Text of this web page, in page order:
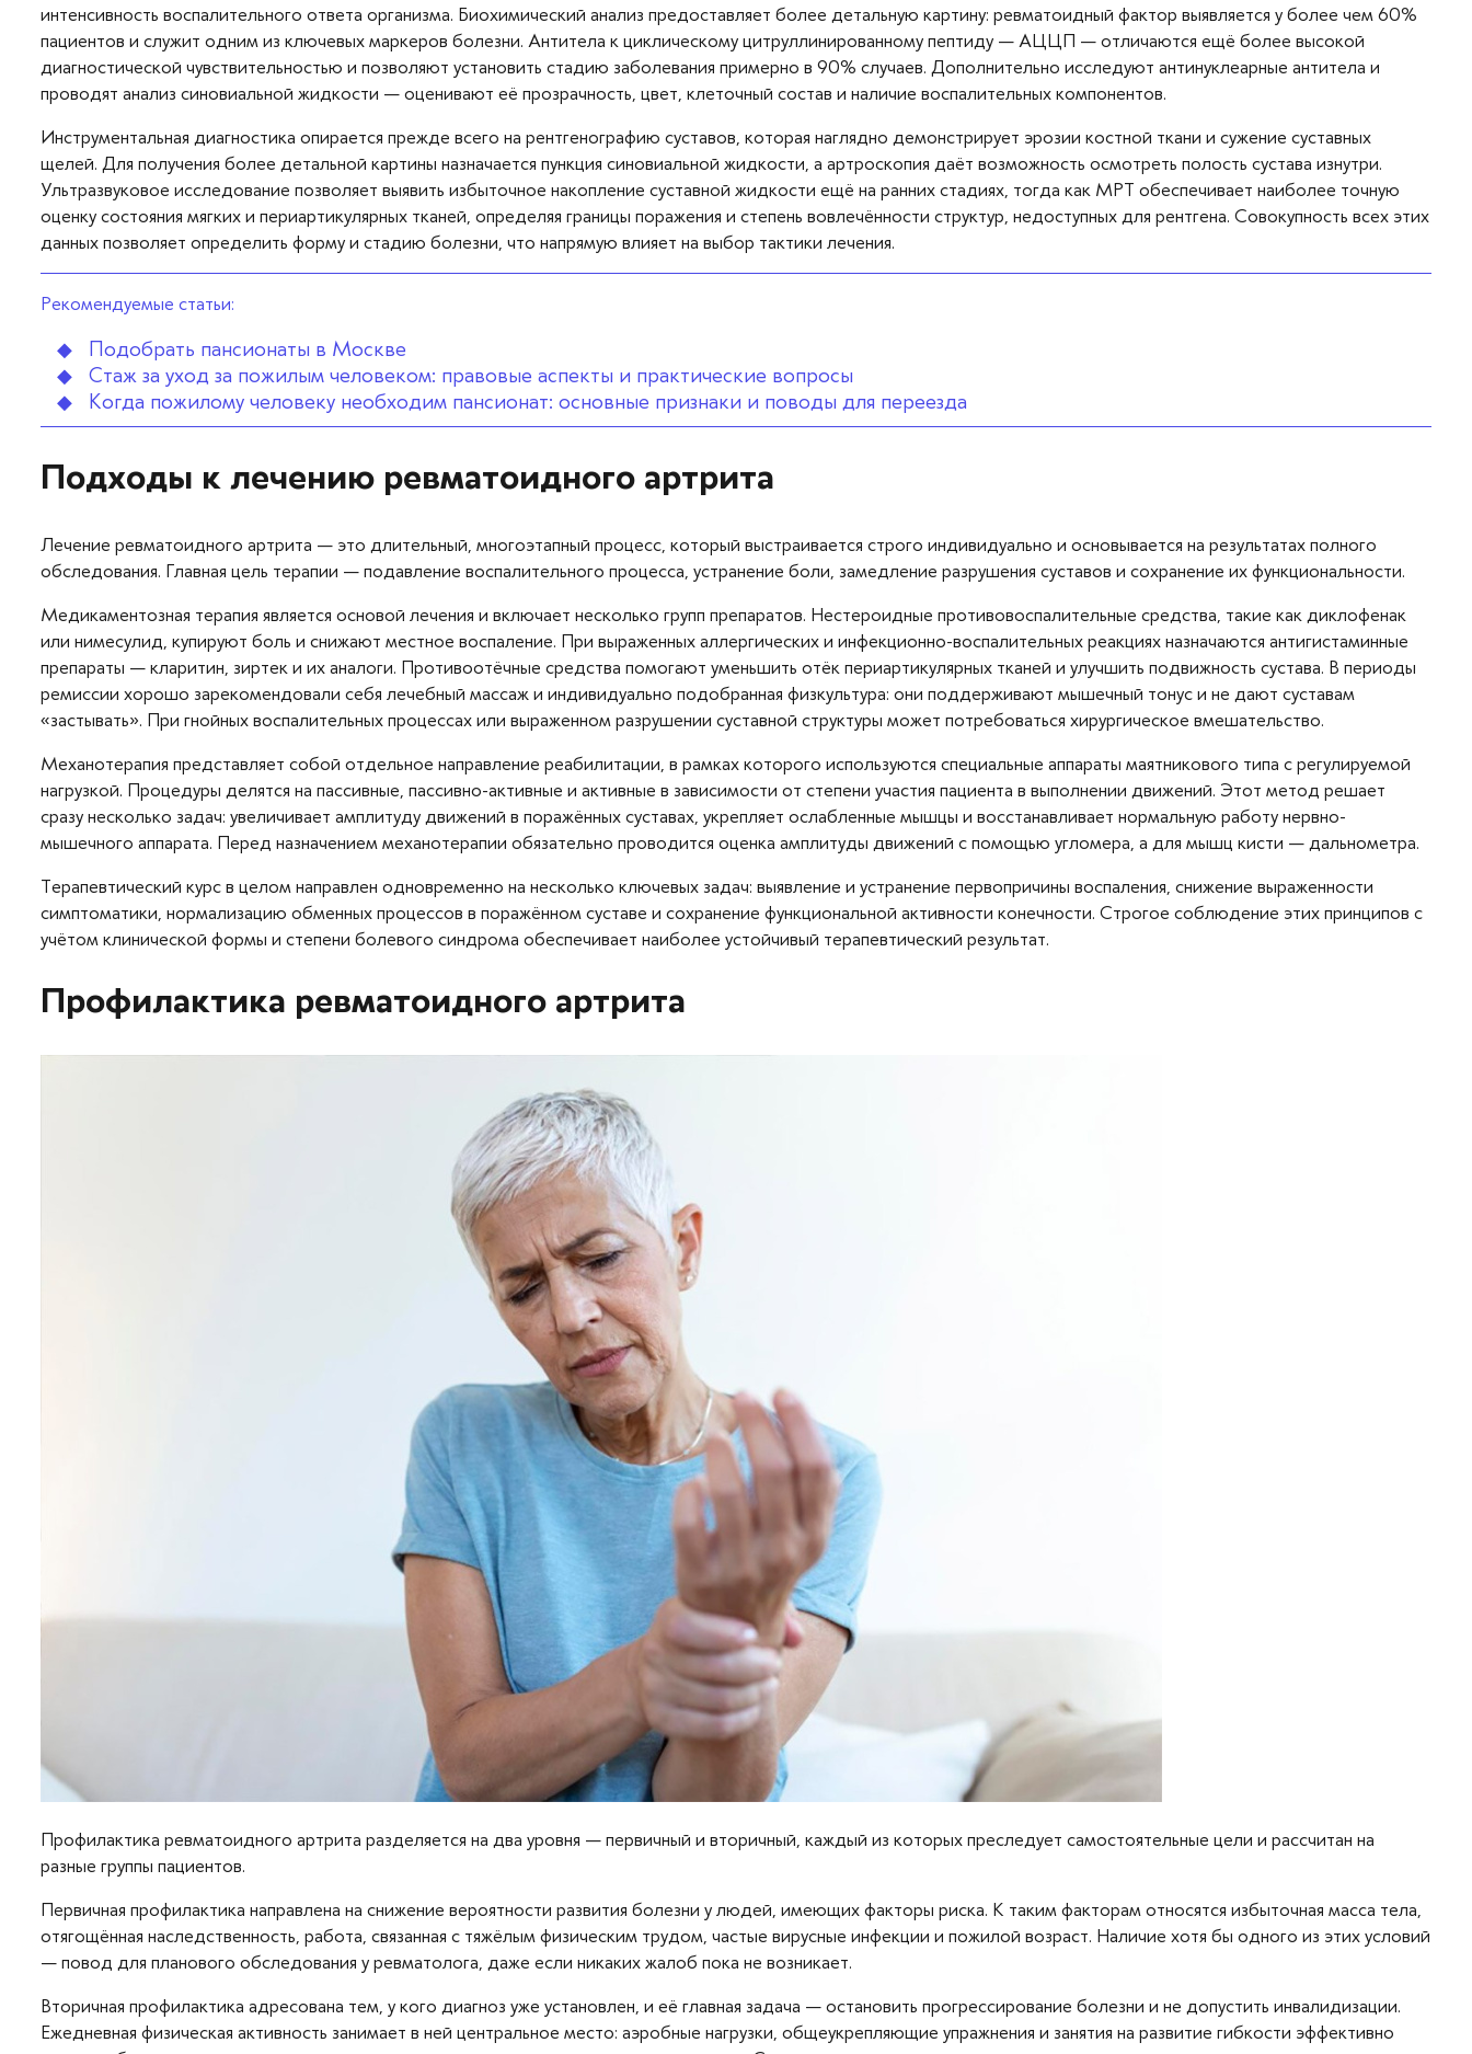
интенсивность воспалительного ответа организма. Биохимический анализ предоставляет более детальную картину: ревматоидный фактор выявляется у более чем 60%
пациентов и служит одним из ключевых маркеров болезни. Антитела к циклическому цитруллинированному пептиду — АЦЦП — отличаются ещё более высокой
диагностической чувствительностью и позволяют установить стадию заболевания примерно в 90% случаев. Дополнительно исследуют антинуклеарные антитела и
проводят анализ синовиальной жидкости — оценивают её прозрачность, цвет, клеточный состав и наличие воспалительных компонентов.​
Инструментальная диагностика опирается прежде всего на рентгенографию суставов, которая наглядно демонстрирует эрозии костной ткани и сужение суставных
щелей. Для получения более детальной картины назначается пункция синовиальной жидкости, а артроскопия даёт возможность осмотреть полость сустава изнутри.
Ультразвуковое исследование позволяет выявить избыточное накопление суставной жидкости ещё на ранних стадиях, тогда как МРТ обеспечивает наиболее точную
оценку состояния мягких и периартикулярных тканей, определяя границы поражения и степень вовлечённости структур, недоступных для рентгена. Совокупность всех этих
данных позволяет определить форму и стадию болезни, что напрямую влияет на выбор тактики лечения.​
Рекомендуемые статьи:
Подобрать пансионаты в Москве
Стаж за уход за пожилым человеком: правовые аспекты и практические вопросы
Когда пожилому человеку необходим пансионат: основные признаки и поводы для переезда
Подходы к лечению ревматоидного артрита
Лечение ревматоидного артрита — это длительный, многоэтапный процесс, который выстраивается строго индивидуально и основывается на результатах полного
обследования. Главная цель терапии — подавление воспалительного процесса, устранение боли, замедление разрушения суставов и сохранение их функциональности.​
Медикаментозная терапия является основой лечения и включает несколько групп препаратов. Нестероидные противовоспалительные средства, такие как диклофенак
или нимесулид, купируют боль и снижают местное воспаление. При выраженных аллергических и инфекционно-воспалительных реакциях назначаются антигистаминные
препараты — кларитин, зиртек и их аналоги. Противоотёчные средства помогают уменьшить отёк периартикулярных тканей и улучшить подвижность сустава. В периоды
ремиссии хорошо зарекомендовали себя лечебный массаж и индивидуально подобранная физкультура: они поддерживают мышечный тонус и не дают суставам
«застывать». При гнойных воспалительных процессах или выраженном разрушении суставной структуры может потребоваться хирургическое вмешательство.​
Механотерапия представляет собой отдельное направление реабилитации, в рамках которого используются специальные аппараты маятникового типа с регулируемой
нагрузкой. Процедуры делятся на пассивные, пассивно-активные и активные в зависимости от степени участия пациента в выполнении движений. Этот метод решает
сразу несколько задач: увеличивает амплитуду движений в поражённых суставах, укрепляет ослабленные мышцы и восстанавливает нормальную работу нервно-
мышечного аппарата. Перед назначением механотерапии обязательно проводится оценка амплитуды движений с помощью угломера, а для мышц кисти — дальнометра.​
Терапевтический курс в целом направлен одновременно на несколько ключевых задач: выявление и устранение первопричины воспаления, снижение выраженности
симптоматики, нормализацию обменных процессов в поражённом суставе и сохранение функциональной активности конечности. Строгое соблюдение этих принципов с
учётом клинической формы и степени болевого синдрома обеспечивает наиболее устойчивый терапевтический результат.​
Профилактика ревматоидного артрита
Профилактика ревматоидного артрита разделяется на два уровня — первичный и вторичный, каждый из которых преследует самостоятельные цели и рассчитан на
разные группы пациентов.​
Первичная профилактика направлена на снижение вероятности развития болезни у людей, имеющих факторы риска. К таким факторам относятся избыточная масса тела,
отягощённая наследственность, работа, связанная с тяжёлым физическим трудом, частые вирусные инфекции и пожилой возраст. Наличие хотя бы одного из этих условий
— повод для планового обследования у ревматолога, даже если никаких жалоб пока не возникает.
Вторичная профилактика адресована тем, у кого диагноз уже установлен, и её главная задача — остановить прогрессирование болезни и не допустить инвалидизации.
Ежедневная физическая активность занимает в ней центральное место: аэробные нагрузки, общеукрепляющие упражнения и занятия на развитие гибкости эффективно